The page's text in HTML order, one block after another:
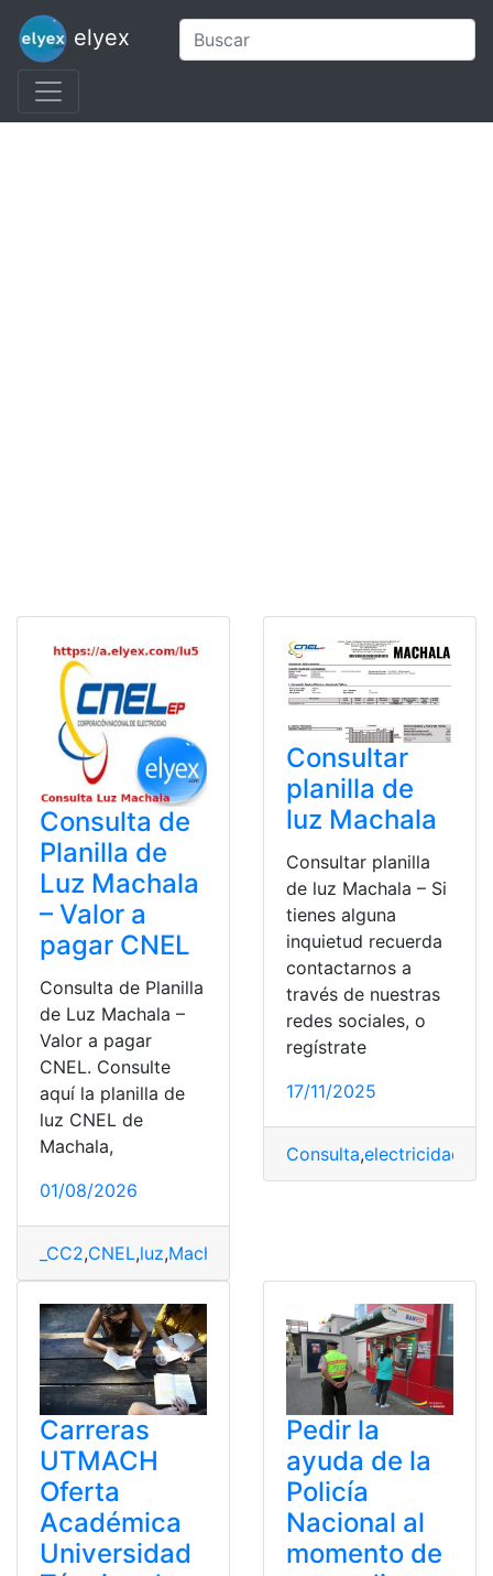
elyex
Consulta de
Planilla de
Luz Machala
– Valor a
pagar CNEL
Consulta de Planilla
de Luz Machala –
Valor a pagar
CNEL. Consulte
aquí la planilla de
luz CNEL de
Machala,
01/08/2026
_CC2,CNEL,luz,Machala
Consultar
planilla de
luz Machala
Consultar planilla
de luz Machala – Si
tienes alguna
inquietud recuerda
contactarnos a
través de nuestras
redes sociales, o
regístrate
17/11/2025
Consulta,electricidad
Carreras
UTMACH
Oferta
Académica
Universidad
Pedir la
ayuda de la
Policía
Nacional al
momento de